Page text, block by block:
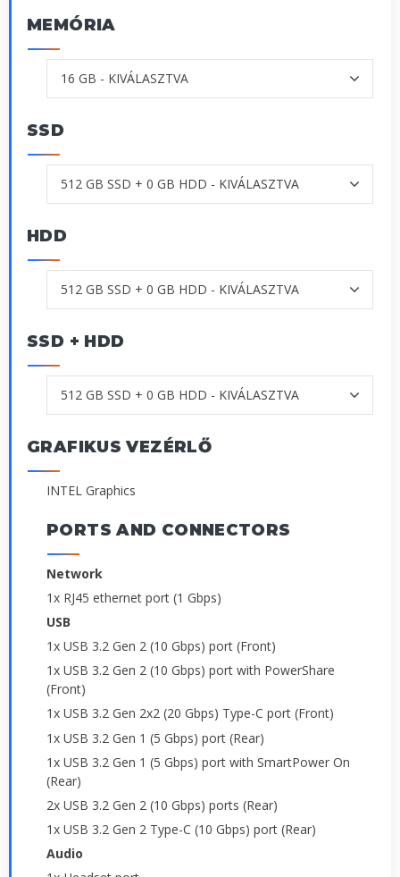
MEMÓRIA
SSD
HDD
SSD + HDD
GRAFIKUS VEZÉRLŐ
INTEL Graphics
PORTS AND CONNECTORS
Network
1x RJ45 ethernet port (1 Gbps)
USB
1x USB 3.2 Gen 2 (10 Gbps) port (Front)
1x USB 3.2 Gen 2 (10 Gbps) port with PowerShare
(Front)
1x USB 3.2 Gen 2x2 (20 Gbps) Type-C port (Front)
1x USB 3.2 Gen 1 (5 Gbps) port (Rear)
1x USB 3.2 Gen 1 (5 Gbps) port with SmartPower On
(Rear)
2x USB 3.2 Gen 2 (10 Gbps) ports (Rear)
1x USB 3.2 Gen 2 Type-C (10 Gbps) port (Rear)
Audio